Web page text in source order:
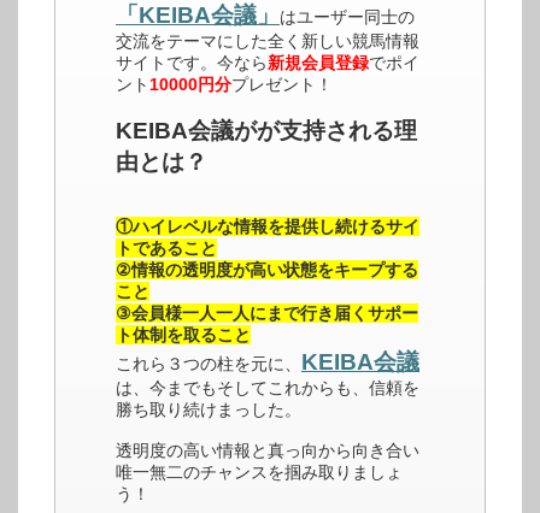
「KEIBA会議」
はユーザー同士の
交流をテーマにした全く新しい競馬情報
サイトです。今なら新規会員登録でポイ
ント 10000円分プレゼント！
KEIBA会議がが支持される理
由とは？
①ハイレベルな情報を提供し続けるサイ
トであること
②情報の透明度が高い状態をキープする
こと
③会員様一人一人にまで行き届くサポー
ト体制を取ること
これら３つの柱を元に、 KEIBA会議
は、今までもそしてこれからも、信頼を
勝ち取り続けまっした。
透明度の高い情報と真っ向から向き合い
唯一無二のチャンスを掴み取りましょ
う！